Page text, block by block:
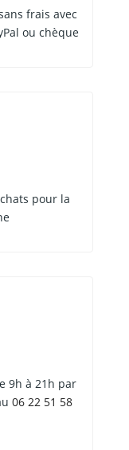
frais avec
ou chèque
pour la
9h à 21h par
06 22 51 58